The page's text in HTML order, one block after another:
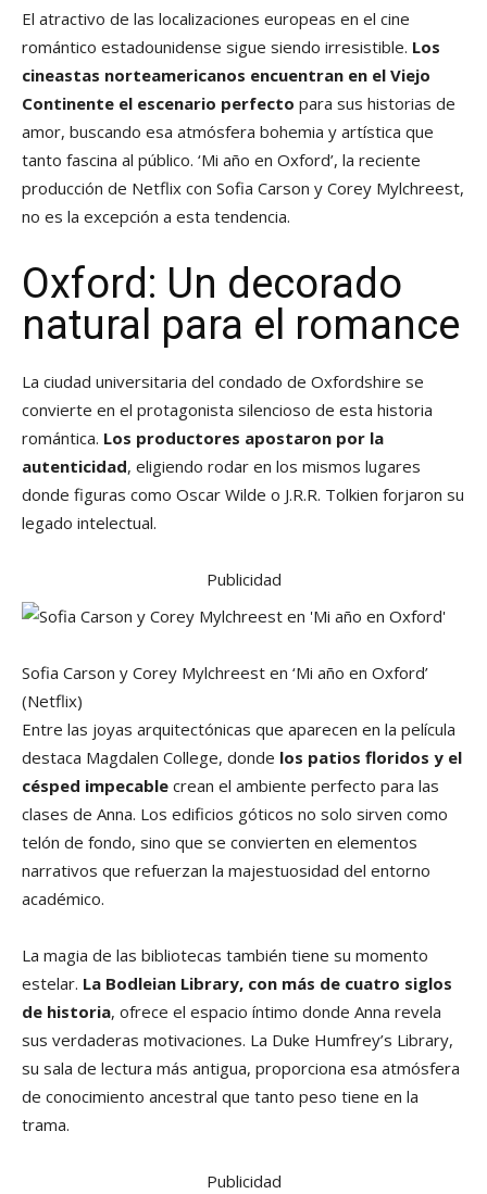
El atractivo de las localizaciones europeas en el cine
romántico estadounidense sigue siendo irresistible. Los
cineastas norteamericanos encuentran en el Viejo
Continente el escenario perfecto para sus historias de
amor, buscando esa atmósfera bohemia y artística que
tanto fascina al público. ‘Mi año en Oxford’, la reciente
producción de Netflix con Sofia Carson y Corey Mylchreest,
no es la excepción a esta tendencia.
Oxford: Un decorado
natural para el romance
La ciudad universitaria del condado de Oxfordshire se
convierte en el protagonista silencioso de esta historia
romántica. Los productores apostaron por la
autenticidad, eligiendo rodar en los mismos lugares
donde figuras como Oscar Wilde o J.R.R. Tolkien forjaron su
legado intelectual.
Publicidad
Sofia Carson y Corey Mylchreest en ‘Mi año en Oxford’
(Netflix)
Entre las joyas arquitectónicas que aparecen en la película
destaca Magdalen College, donde los patios floridos y el
césped impecable crean el ambiente perfecto para las
clases de Anna. Los edificios góticos no solo sirven como
telón de fondo, sino que se convierten en elementos
narrativos que refuerzan la majestuosidad del entorno
académico.
La magia de las bibliotecas también tiene su momento
estelar. La Bodleian Library, con más de cuatro siglos
de historia, ofrece el espacio íntimo donde Anna revela
sus verdaderas motivaciones. La Duke Humfrey’s Library,
su sala de lectura más antigua, proporciona esa atmósfera
de conocimiento ancestral que tanto peso tiene en la
trama.
Publicidad